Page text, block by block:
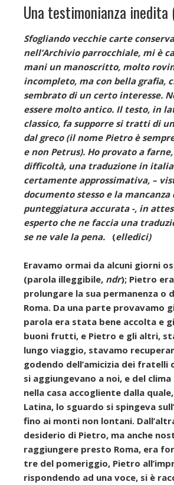
Una testimonianza inedita
Sfogliando vecchie carte
nell’Archivio parrocchiale, mi è
mani un manoscritto, molto
incompleto, ma con bella grafia,
sembrato di un certo interesse.
essere molto antico. Il testo, in
classico, fa supporre si tratti di
dal greco (il nome Pietro è
e non Petrus). Ho provato a
difficoltà, una traduzione in
certamente approssimativa, –
documento stesso e la mancanza
punteggiatura accurata -, in
esperto che ne faccia una
se ne vale la pena. (elledici)
Eravamo ormai da alcuni giorni
(parola illeggibile, ndr); Pietro
prolungare la sua permanenza o
Roma. Da una parte provavamo
parola era stata bene accolta e
buoni frutti, e Pietro e gli altri,
lungo viaggio, stavamo
godendo dell’amicizia dei fratelli
si aggiungevano a noi, e del
nella casa accogliente dalla
Latina, lo sguardo si spingeva
fino ai monti non lontani.
desiderio di Pietro, ma anche
raggiungere presto Roma, era
tre del pomeriggio, Pietro
rispondendo ad una voce, si è